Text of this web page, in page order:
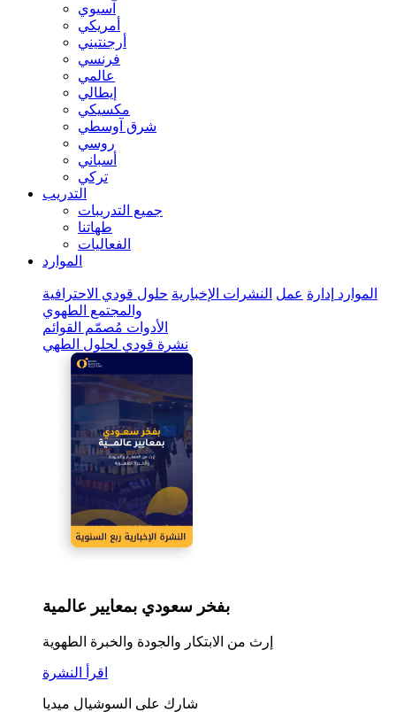
آسيوي
أمريكي
أرجنتيني
فرنسي
عالمي
إيطالي
مكسيكي
شرق آوسطي
روسي
أسباني
تركي
التدريب
جميع التدريبات
طهاتنا
الفعاليات
الموارد
الموارد إدارة عمل النشرات الإخبارية حلول قودي الاحترافية
والمجتمع الطهوي
الأدوات مُصمّم القوائم
نشرة قودي لحلول الطهي
بفخر سعودي بمعايير عالمية
إرث من الابتكار والجودة والخبرة الطهوية
اقرأ النشرة
شارك على السوشيال ميديا